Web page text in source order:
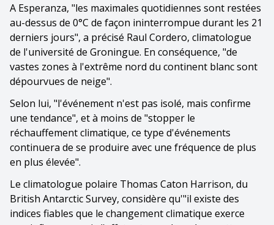
A Esperanza, "les maximales quotidiennes sont restées
au-dessus de 0°C de façon ininterrompue durant les 21
derniers jours", a précisé Raul Cordero, climatologue
de l'université de Groningue. En conséquence, "de
vastes zones à l'extrême nord du continent blanc sont
dépourvues de neige".
Selon lui, "l'événement n'est pas isolé, mais confirme
une tendance", et à moins de "stopper le
réchauffement climatique, ce type d'événements
continuera de se produire avec une fréquence de plus
en plus élevée".
Le climatologue polaire Thomas Caton Harrison, du
British Antarctic Survey, considère qu'"il existe des
indices fiables que le changement climatique exerce